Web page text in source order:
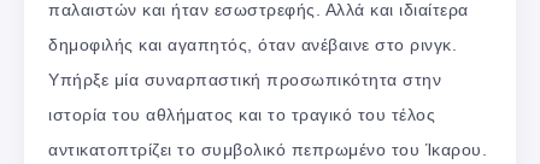
παλαιστών και ήταν εσωστρεφής. Αλλά και ιδιαίτερα
δημοφιλής και αγαπητός, όταν ανέβαινε στο ρινγκ.
Υπήρξε μία συναρπαστική προσωπικότητα στην
ιστορία του αθλήματος και το τραγικό του τέλος
αντικατοπτρίζει το συμβολικό πεπρωμένο του Ίκαρου.